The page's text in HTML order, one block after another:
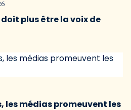
doit plus être la voix de
les médias promeuvent les